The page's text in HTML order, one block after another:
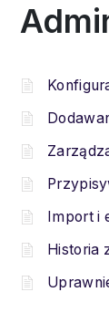
Import i
Historia